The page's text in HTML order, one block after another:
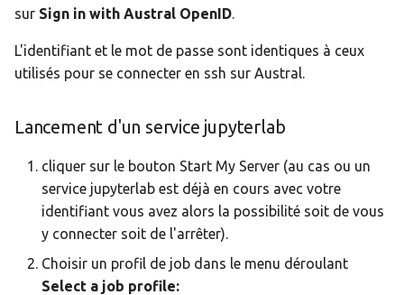
sur Sign in with Austral OpenID.
L'identifiant et le mot de passe sont identiques à ceux
utilisés pour se connecter en ssh sur Austral.
Lancement d'un service jupyterlab
cliquer sur le bouton Start My Server (au cas ou un
service jupyterlab est déjà en cours avec votre
identifiant vous avez alors la possibilité soit de vous
y connecter soit de l'arrêter).
Choisir un profil de job dans le menu déroulant
Select a job profile: